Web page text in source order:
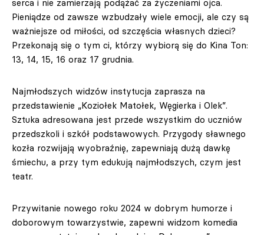
serca i nie zamierzają podążać za życzeniami ojca.
Pieniądze od zawsze wzbudzały wiele emocji, ale czy są
ważniejsze od miłości, od szczęścia własnych dzieci?
Przekonają się o tym ci, którzy wybiorą się do Kina Ton:
13, 14, 15, 16 oraz 17 grudnia.
Najmłodszych widzów instytucja zaprasza na
przedstawienie „Koziołek Matołek, Węgierka i Olek”.
Sztuka adresowana jest przede wszystkim do uczniów
przedszkoli i szkół podstawowych. Przygody sławnego
kozła rozwijają wyobraźnię, zapewniają dużą dawkę
śmiechu, a przy tym edukują najmłodszych, czym jest
teatr.
Przywitanie nowego roku 2024 w dobrym humorze i
doborowym towarzystwie, zapewni widzom komedia